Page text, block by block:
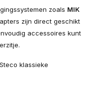
zoals MIK
zijn direct geschikt
accessoires kunt
klassieke